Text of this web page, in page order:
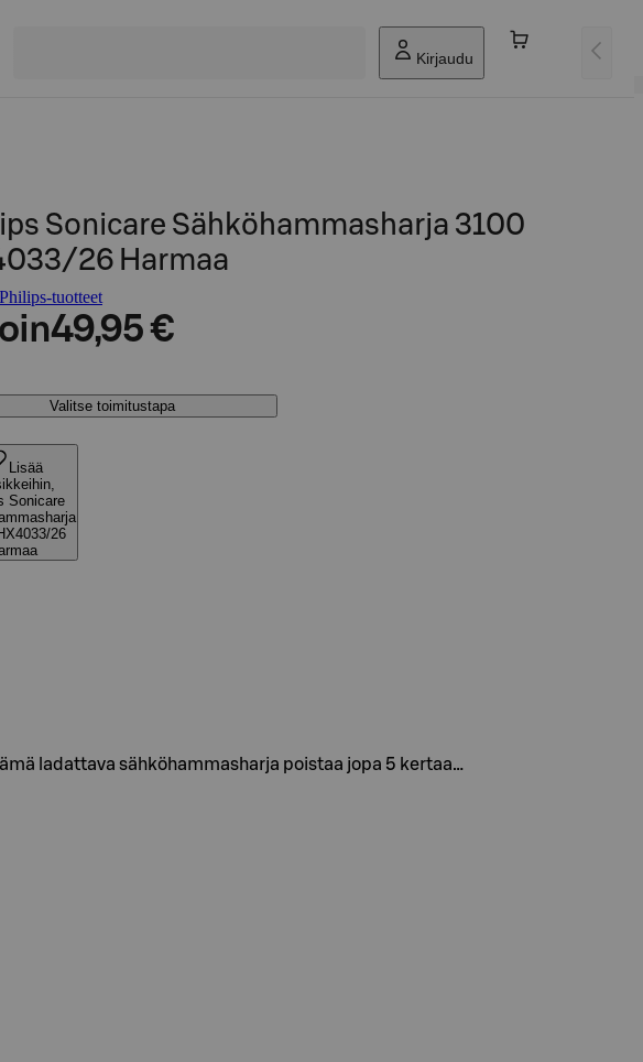
Kirjaudu
Sonicare Sähköhammasharja 3100
26 Harmaa
tuotteet
49,95 €
Valitse toimitustapa
Lisää
Sonicare
26
ladattava sähköhammasharja poistaa jopa 5 kertaa…